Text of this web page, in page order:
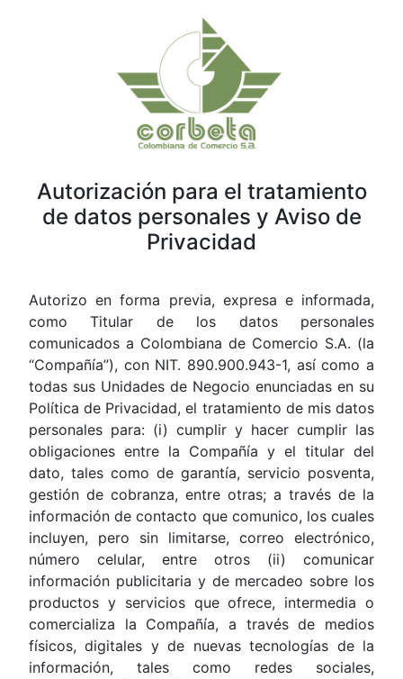
Autorización para el tratamiento
de datos personales y Aviso de
Privacidad
Autorizo en forma previa, expresa e informada,
como Titular de los datos personales
comunicados a Colombiana de Comercio S.A. (la
“Compañía”), con NIT. 890.900.943-1, así como a
todas sus Unidades de Negocio enunciadas en su
Política de Privacidad, el tratamiento de mis datos
personales para: (i) cumplir y hacer cumplir las
obligaciones entre la Compañía y el titular del
dato, tales como de garantía, servicio posventa,
gestión de cobranza, entre otras; a través de la
información de contacto que comunico, los cuales
incluyen, pero sin limitarse, correo electrónico,
número celular, entre otros (ii) comunicar
información publicitaria y de mercadeo sobre los
productos y servicios que ofrece, intermedia o
comercializa la Compañía, a través de medios
físicos, digitales y de nuevas tecnologías de la
información, tales como redes sociales,